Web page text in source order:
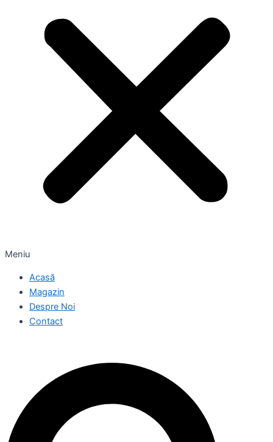
Meniu
Acasă
Magazin
Despre Noi
Contact